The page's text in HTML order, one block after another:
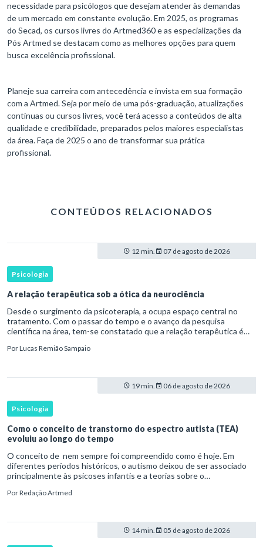
necessidade para psicólogos que desejam atender às demandas
de um mercado em constante evolução. Em 2025, os programas
do Secad, os cursos livres do Artmed360 e as especializações da
Pós Artmed se destacam como as melhores opções para quem
busca excelência profissional.
Planeje sua carreira com antecedência e invista em sua formação
com a Artmed. Seja por meio de uma pós-graduação, atualizações
contínuas ou cursos livres, você terá acesso a conteúdos de alta
qualidade e credibilidade, preparados pelos maiores especialistas
da área. Faça de 2025 o ano de transformar sua prática
profissional.
CONTEÚDOS RELACIONADOS
12 min. 07 de agosto de 2026
Psicologia
A relação terapêutica sob a ótica da neurociência
Desde o surgimento da psicoterapia, a ocupa espaço central no
tratamento. Com o passar do tempo e o avanço da pesquisa
científica na área, tem-se constatado que a relação terapêutica é
PorLucas Remião Sampaio
19 min. 06 de agosto de 2026
Psicologia
Como o conceito de transtorno do espectro autista (TEA)
evoluiu ao longo do tempo
O conceito de nem sempre foi compreendido como é hoje. Em
diferentes períodos históricos, o autismo deixou de ser associado
principalmente às psicoses infantis e a teorias sobre o
transtorno do des
PorRedação Artmed
14 min. 05 de agosto de 2026